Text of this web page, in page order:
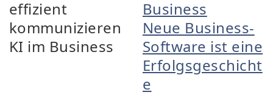
effizient
kommunizieren
KI im Business
Business
Neue Business-
Software ist eine
Erfolgsgeschicht
e